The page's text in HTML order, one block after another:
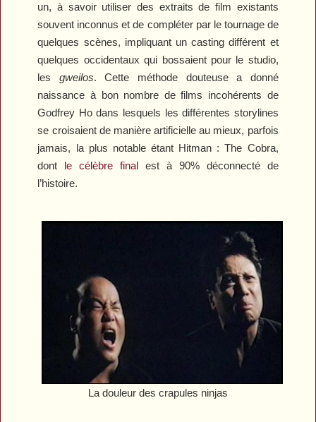
un, à savoir utiliser des extraits de film existants
souvent inconnus et de compléter par le tournage de
quelques scènes, impliquant un casting différent et
quelques occidentaux qui bossaient pour le studio,
les gweilos. Cette méthode douteuse a donné
naissance à bon nombre de films incohérents de
Godfrey Ho dans lesquels les différentes storylines
se croisaient de manière artificielle au mieux, parfois
jamais, la plus notable étant Hitman : The Cobra,
dont le célèbre final est à 90% déconnecté de
l’histoire.
La douleur des crapules ninjas